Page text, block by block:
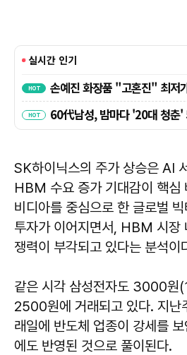
SK하이닉스의 주가 상승은 AI
HBM 수요 증가 기대감이 핵심
비디아를 중심으로 한 글로벌
투자가 이어지면서, HBM 시장
쟁력이 부각되고 있다는 분석이
같은 시각 삼성전자도 3000원
2500원에 거래되고 있다. 지난
래일에 반도체 업종이 강세를
에도 반영된 것으로 풀이된다.